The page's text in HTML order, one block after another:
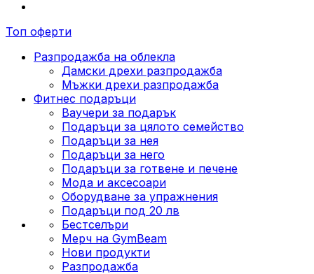
Топ оферти
Разпродажба на облекла
Дамски дрехи разпродажба
Мъжки дрехи разпродажба
Фитнес подаръци
Ваучери за подарък
Подаръци за цялото семейство
Подаръци за нея
Подаръци за него
Подаръци за готвене и печене
Мода и аксесоари
Оборудване за упражнения
Подаръци под 20 лв
Бестселъри
Мерч на GymBeam
Нови продукти
Разпродажба